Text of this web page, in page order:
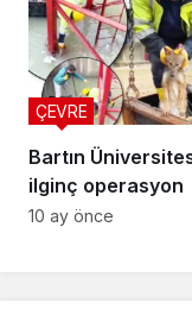
Bartın
ilginç operasyon
ÇEVRE
10 ay önce